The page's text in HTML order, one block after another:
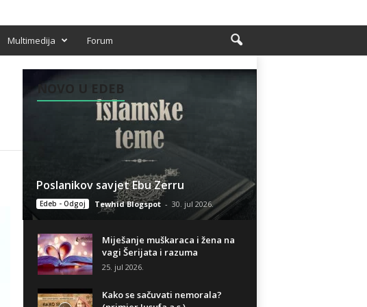
Multimedija Forum
NOVO U EDEB
Poslanikov savjet Ebu Zerru
Edeb - Odgoj Tewhid Blogspot - 30. jul 2026.
Miješanje muškaraca i žena na
vagi Šerijata i razuma
25. jul 2026.
Kako se sačuvati nemorala?